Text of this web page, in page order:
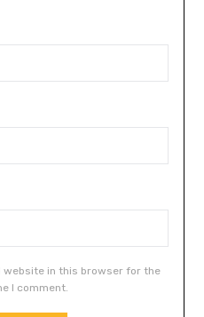
website in this browser for the
I comment.